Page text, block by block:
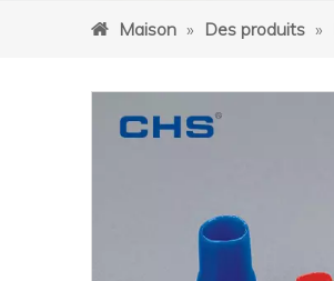
Maison » Des produits »